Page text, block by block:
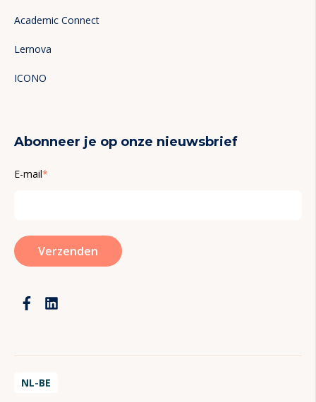
Academic Connect
Lernova
ICONO
Abonneer je op onze nieuwsbrief
E-mail*
NL-BE